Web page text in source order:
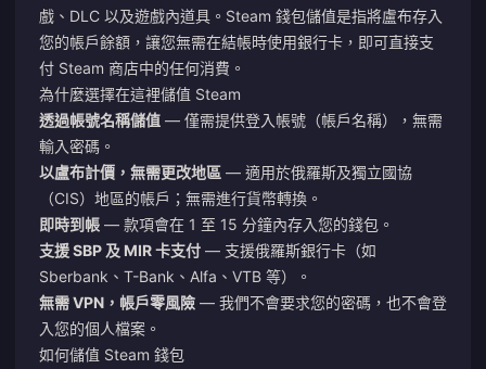
戲、DLC 以及遊戲內道具。Steam 錢包儲值是指將盧布存入
您的帳戶餘額，讓您無需在結帳時使用銀行卡，即可直接支
付 Steam 商店中的任何消費。
為什麼選擇在這裡儲值 Steam
透過帳號名稱儲值 — 僅需提供登入帳號（帳戶名稱），無需
輸入密碼。
以盧布計價，無需更改地區 — 適用於俄羅斯及獨立國協
（CIS）地區的帳戶；無需進行貨幣轉換。
即時到帳 — 款項會在 1 至 15 分鐘內存入您的錢包。
支援 SBP 及 MIR 卡支付 — 支援俄羅斯銀行卡（如
Sberbank、T-Bank、Alfa、VTB 等）。
無需 VPN，帳戶零風險 — 我們不會要求您的密碼，也不會登
入您的個人檔案。
如何儲值 Steam 錢包